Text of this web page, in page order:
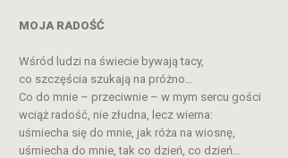
MOJA RADOŚĆ
Wśród ludzi na świecie bywają tacy,
co szczęścia szukają na próżno…
Co do mnie – przeciwnie – w mym sercu gości
wciąż radość, nie złudna, lecz wierna:
uśmiecha się do mnie, jak róża na wiosnę,
uśmiecha do mnie, tak co dzień, co dzień…